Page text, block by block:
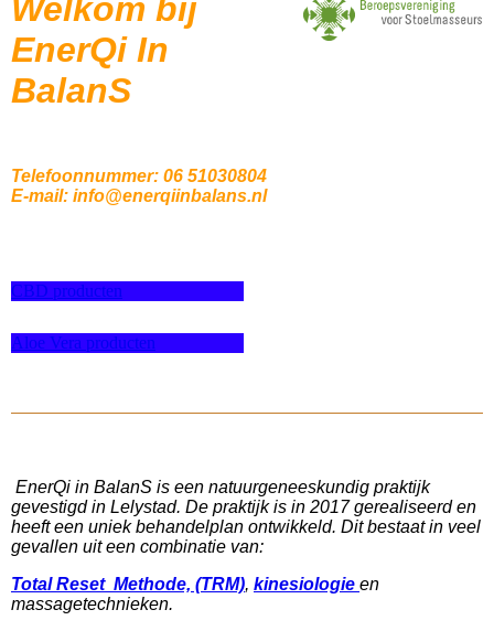
Welkom bij
EnerQi In
BalanS
Telefoonnummer: 06 51030804
E-mail: info@enerqiinbalans.nl
CBD producten
Aloe Vera producten
EnerQi in BalanS is een natuurgeneeskundig praktijk
gevestigd in Lelystad. De praktijk is in 2017 gerealiseerd en
heeft een uniek behandelplan ontwikkeld. Dit bestaat in veel
gevallen uit een combinatie van:
Total Reset Methode, (TRM), kinesiologie en
massagetechnieken.